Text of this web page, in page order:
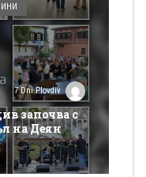
7 Dni Plovdiv
започва с
на Деян